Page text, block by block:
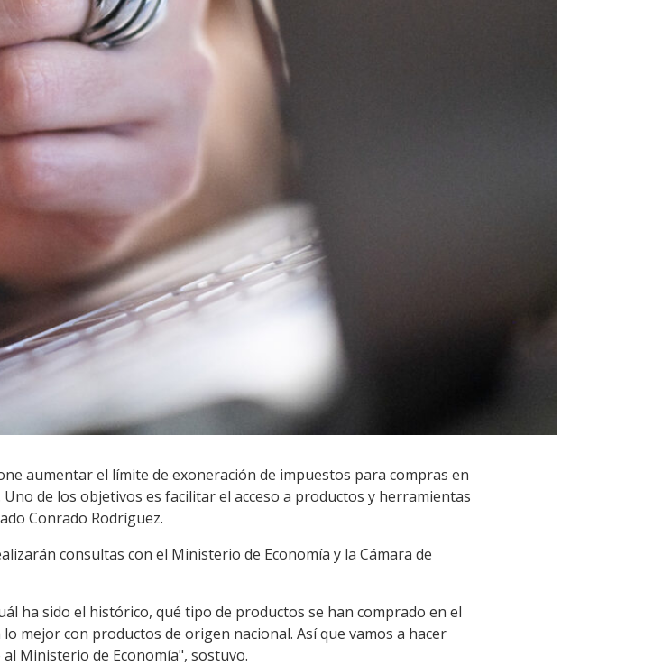
aumentar el límite de exoneración de impuestos para compras en
de los objetivos es facilitar el acceso a productos y herramientas
Conrado Rodríguez.
consultas con el Ministerio de Economía y la Cámara de
ha sido el histórico, qué tipo de productos se han comprado en el
mejor con productos de origen nacional. Así que vamos a hacer
Ministerio de Economía", sostuvo.